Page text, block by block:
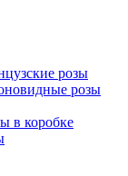
розы
розы
в коробке